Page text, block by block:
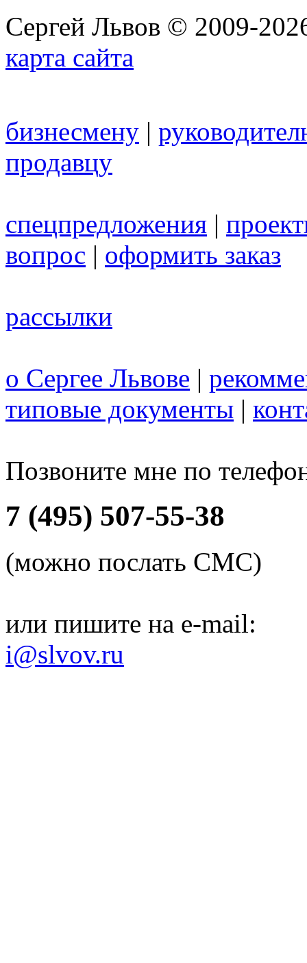
Сергей Львов © 2009-
карта сайта
бизнесмену |
продавцу
спецпредложения |
вопрос | оформить заказ
рассылки
о Сергее Львове |
типовые документы |
Позвоните мне по
7 (495) 507-55-38
(можно послать СМС)
или пишите на e-mail:
i@slvov.ru